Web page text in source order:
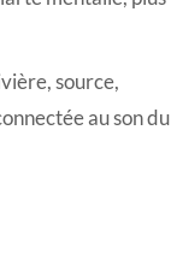
source,
au son du